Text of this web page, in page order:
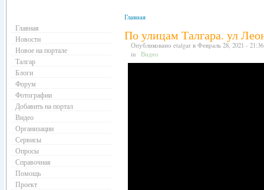
Главная
По улицам Талгара. ул
Опубликовано etalgar в Февраль 28, 2021 -
in
Видео
Главная
Новости
Новое на портале
Талгар
Блоги
Форум
Фотографии
Добавить на портал
Видео
Организации
Сервисы
Опросы
Справочная
Помощь
Проект